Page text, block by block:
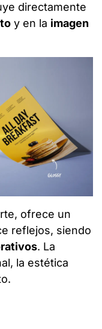
directamente
y en la imagen
ofrece un
reflejos, siendo
. La
la estética